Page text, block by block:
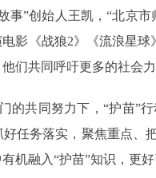
事”创始人王凯，“北京
影《战狼2》《流浪星
们共同呼吁更多的社会
的共同努力下，“护苗”
任务落实，聚焦重点、
机融入“护苗”知识，更